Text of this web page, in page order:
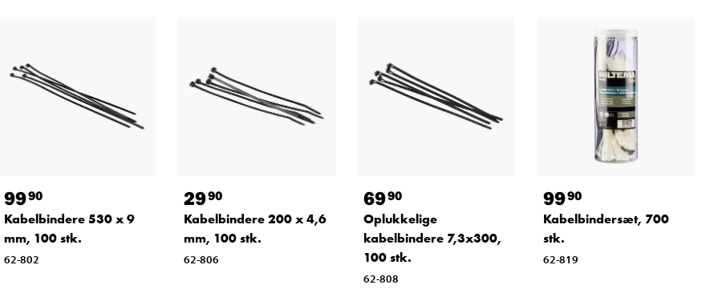
9990
Kabelbindere 530 x 9
mm, 100 stk.
62-802
2990
Kabelbindere 200 x 4,6
mm, 100 stk.
62-806
6990
Oplukkelige
kabelbindere 7,3x300,
100 stk.
62-808
9990
Kabelbindersæt, 700
stk.
62-819